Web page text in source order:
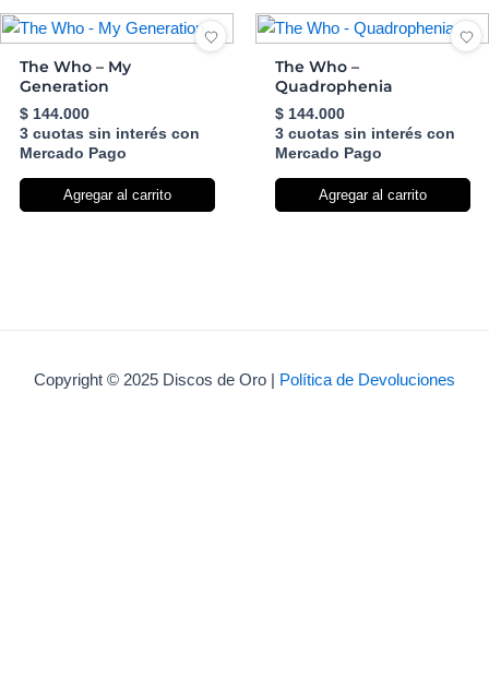
The Who – My
Generation
$144.000
3 cuotas sin interés con
Mercado Pago
Agregar al carrito
The Who –
Quadrophenia
$144.000
3 cuotas sin interés con
Mercado Pago
Agregar al carrito
Copyright © 2025 Discos de Oro | Política de Devoluciones